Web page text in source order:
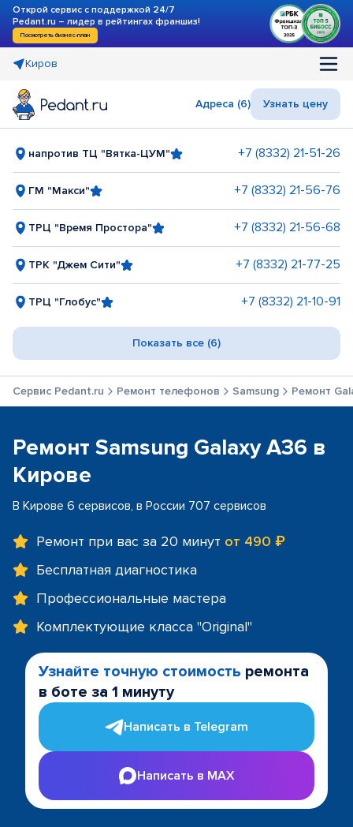
Открой сервис с поддержкой 24/7
Pedant.ru – лидер в рейтингах франшиз!
Посмотреть бизнес-план
Киров
Адреса (6) Узнать цену
напротив ТЦ "Вятка-ЦУМ" +7 (8332) 21-51-26
ГМ "Макси" +7 (8332) 21-56-76
ТРЦ "Время Простора" +7 (8332) 21-56-68
ТРК "Джем Сити" +7 (8332) 21-77-25
ТРЦ "Глобус" +7 (8332) 21-10-91
Показать все (6)
Сервис Pedant.ru Ремонт телефонов Samsung Ремонт
Ремонт Samsung Galaxy A36 в
Кирове
В Кирове 6 сервисов, в России 707 сервисов
Ремонт при вас за 20 минут от 490 ₽
Бесплатная диагностика
Профессиональные мастера
Комплектующие класса "Original"
Узнайте точную стоимость ремонта
в боте за 1 минуту
Написать в Telegram
Написать в MAX